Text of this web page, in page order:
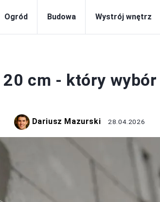
Ogród Budowa Wystrój wnętrz
cm - który
Dariusz Mazurski 28.04.2026